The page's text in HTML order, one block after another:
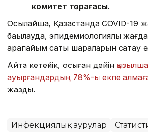
комитет төрағасы.
Осылайша, Қазақстанда COVID-19
бақылауда, эпидемиологиялық
қарапайым сақтық шараларын сақтау
Айта кетейік, осыған дейін
ауырғандардың 78%-ы екпе
жаздық.
Инфекциялық аурулар